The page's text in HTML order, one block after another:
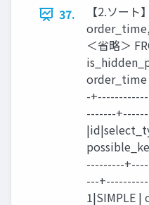
37.
【2.ソート
＜省略＞
order_time
-
-------
---------
---
1|SIMPLE |